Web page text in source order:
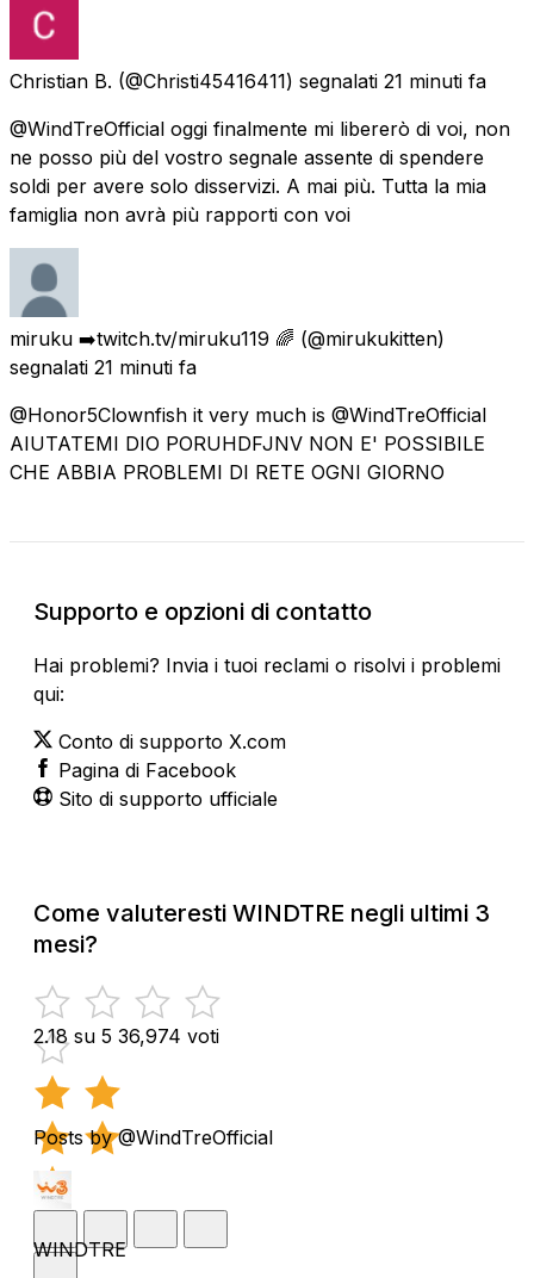
Christian B. (@Christi45416411) segnalati 21 minuti fa
@WindTreOfficial oggi finalmente mi libererò di voi, non
ne posso più del vostro segnale assente di spendere
soldi per avere solo disservizi. A mai più. Tutta la mia
famiglia non avrà più rapporti con voi
miruku ➡️twitch.tv/miruku119 🌈 (@mirukukitten)
segnalati 21 minuti fa
@Honor5Clownfish it very much is @WindTreOfficial
AIUTATEMI DIO PORUHDFJNV NON E' POSSIBILE
CHE ABBIA PROBLEMI DI RETE OGNI GIORNO
Supporto e opzioni di contatto
Hai problemi? Invia i tuoi reclami o risolvi i problemi
qui:
Conto di supporto X.com
Pagina di Facebook
Sito di supporto ufficiale
Come valuteresti WINDTRE negli ultimi 3
mesi?
2.18 su 5 36,974 voti
Posts by @WindTreOfficial
WINDTRE